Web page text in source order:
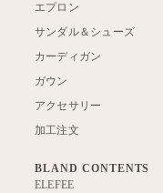
エプロン
サンダル＆シューズ
カーディガン
ガウン
アクセサリー
加工注文
BLAND CONTENTS
ELEFEE